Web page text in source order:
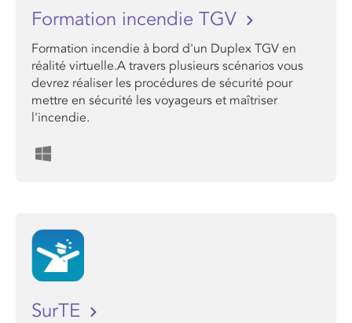
Formation incendie TGV
Formation incendie à bord d'un Duplex TGV en
réalité virtuelle.A travers plusieurs scénarios vous
devrez réaliser les procédures de sécurité pour
mettre en sécurité les voyageurs et maîtriser
l'incendie.
SurTE